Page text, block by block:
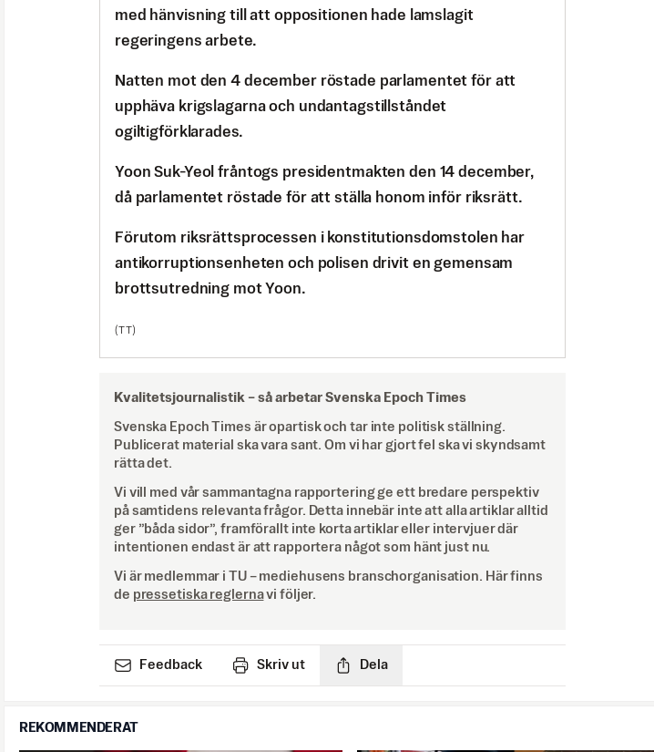
med hänvisning till att oppositionen hade lamslagit
regeringens arbete.
Natten mot den 4 december röstade parlamentet för att
upphäva krigslagarna och undantagstillståndet
ogiltigförklarades.
Yoon Suk-Yeol fråntogs presidentmakten den 14 december,
då parlamentet röstade för att ställa honom inför riksrätt.
Förutom riksrättsprocessen i konstitutionsdomstolen har
antikorruptionsenheten och polisen drivit en gemensam
brottsutredning mot Yoon.
(TT)
Kvalitetsjournalistik – så arbetar Svenska Epoch Times
Svenska Epoch Times är opartisk och tar inte politisk ställning.
Publicerat material ska vara sant. Om vi har gjort fel ska vi skyndsamt
rätta det.
Vi vill med vår sammantagna rapportering ge ett bredare perspektiv
på samtidens relevanta frågor. Detta innebär inte att alla artiklar alltid
ger ”båda sidor”, framförallt inte korta artiklar eller intervjuer där
intentionen endast är att rapportera något som hänt just nu.
Vi är medlemmar i TU – mediehusens branschorganisation. Här finns
de pressetiska reglernavi följer.
Feedback Skriv ut Dela
REKOMMENDERAT